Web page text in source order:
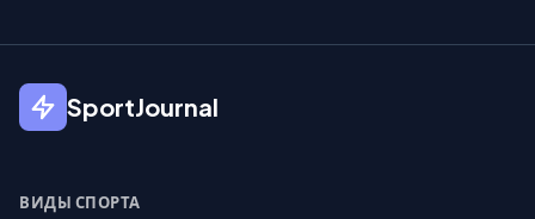
SportJournal
ВИДЫ СПОРТА